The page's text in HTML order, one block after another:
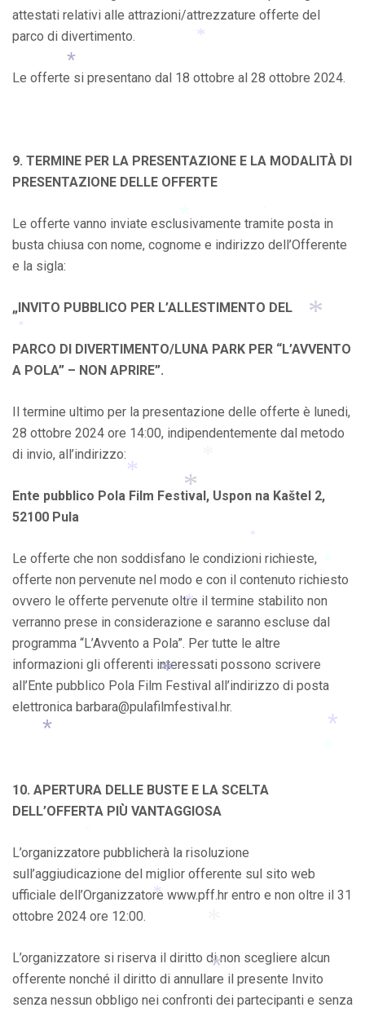
attestati relativi alle attrazioni/attrezzature offerte del
parco di divertimento.
Le offerte si presentano dal 18 ottobre al 28 ottobre 2024.
9. TERMINE PER LA PRESENTAZIONE E LA MODALITÀ DI
PRESENTAZIONE DELLE OFFERTE
Le offerte vanno inviate esclusivamente tramite posta in
busta chiusa con nome, cognome e indirizzo dell’Offerente
e la sigla:
„INVITO PUBBLICO PER L’ALLESTIMENTO DEL
PARCO DI DIVERTIMENTO/LUNA PARK PER “L’AVVENTO
A POLA” – NON APRIRE”.
Il termine ultimo per la presentazione delle offerte è lunedi,
28 ottobre 2024 ore 14:00, indipendentemente dal metodo
di invio, all’indirizzo:
Ente pubblico Pola Film Festival, Uspon na Kaštel 2,
52100 Pula
Le offerte che non soddisfano le condizioni richieste,
offerte non pervenute nel modo e con il contenuto richiesto
ovvero le offerte pervenute oltre il termine stabilito non
verranno prese in considerazione e saranno escluse dal
programma “L’Avvento a Pola”. Per tutte le altre
informazioni gli offerenti interessati possono scrivere
all’Ente pubblico Pola Film Festival all’indirizzo di posta
elettronica barbara@pulafilmfestival.hr.
10. APERTURA DELLE BUSTE E LA SCELTA
DELL’OFFERTA PIÙ VANTAGGIOSA
L’organizzatore pubblicherà la risoluzione
sull’aggiudicazione del miglior offerente sul sito web
ufficiale dell’Organizzatore www.pff.hr entro e non oltre il 31
ottobre 2024 ore 12:00.
L’organizzatore si riserva il diritto di non scegliere alcun
offerente nonché il diritto di annullare il presente Invito
senza nessun obbligo nei confronti dei partecipanti e senza
* *
*
*
*
*
*
*
*
*
*